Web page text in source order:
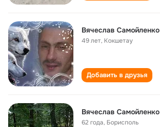
Вячеслав Самойленко
49 лет, Кокшетау
Добавить в друзья
Вячеслав Самойленко
62 года, Борисполь